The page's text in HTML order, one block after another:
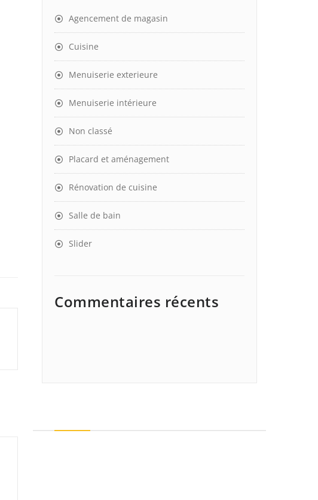
Agencement de magasin
Cuisine
Menuiserie exterieure
Menuiserie intérieure
Non classé
Placard et aménagement
Rénovation de cuisine
Salle de bain
Slider
Commentaires récents